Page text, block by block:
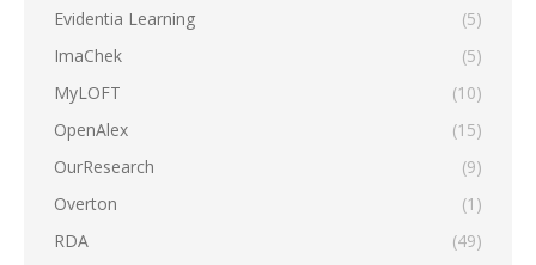
Evidentia Learning
(5)
ImaChek
(5)
MyLOFT
(10)
OpenAlex
(15)
OurResearch
(9)
Overton
(1)
RDA
(49)